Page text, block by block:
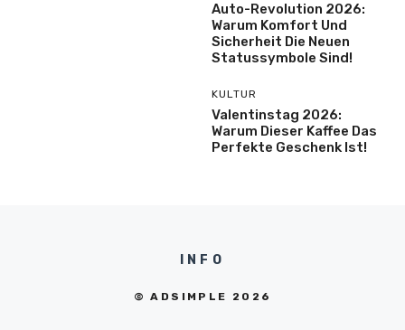
Auto-Revolution 2026:
Warum Komfort Und
Sicherheit Die Neuen
Statussymbole Sind!
KULTUR
Valentinstag 2026:
Warum Dieser Kaffee Das
Perfekte Geschenk Ist!
INFO
© ADSIMPLE 2026